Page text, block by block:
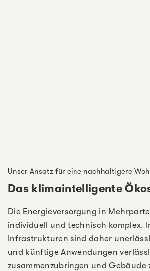
Unser Ansatz für eine nachhaltigere
Das klimaintelligente
Die Energieversorgung in
individuell und technisch komplex.
Infrastrukturen sind daher
und künftige Anwendungen
zusammenzubringen und Gebäude